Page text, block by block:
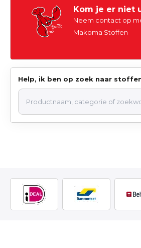
Kom je er niet
Neem contact op
Makoma Stoffen
Help, ik ben op zoek naar